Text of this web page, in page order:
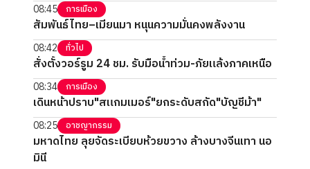
08:45 การเมือง
สัมพันธ์ไทย–เมียนมา หนุนความมั่นคงพลังงาน
08:42 ทั่วไป
สั่งตั้งวอร์รูม 24 ชม. รับมือน้ำท่วม-ภัยแล้งภาคเหนือ
08:34 การเมือง
เดินหน้าปราบ"สแกมเมอร์"ยกระดับสกัด"บัญชีม้า"
08:25 อาชญากรรม
มหาดไทย ลุยจัดระเบียบห้วยขวาง ล้างบางจีนเทา นอ
มินี